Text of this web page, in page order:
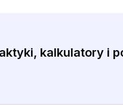
kalkulatory i